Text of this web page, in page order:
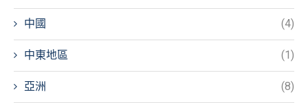
中國 (4)
中東地區 (1)
亞洲 (8)